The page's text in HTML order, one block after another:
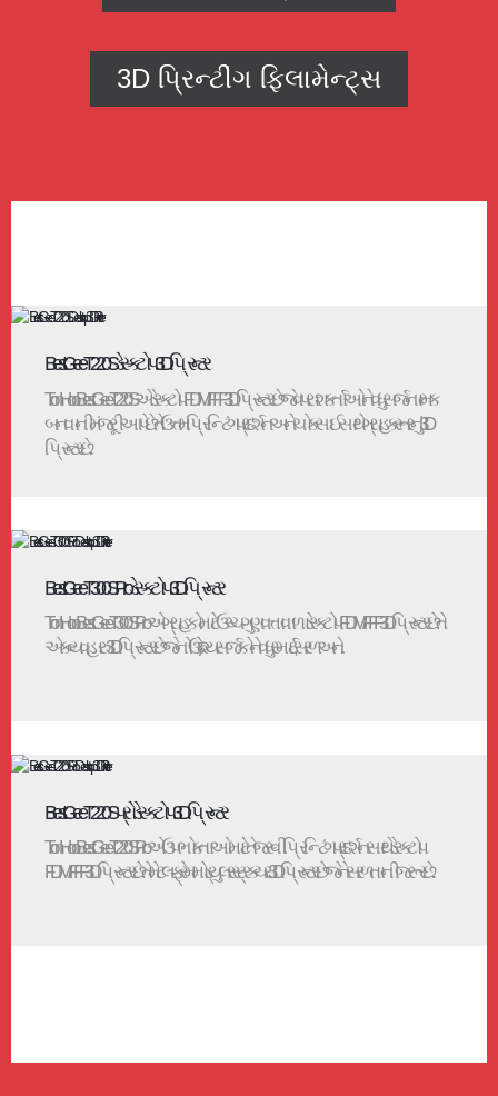
3D પ્રિન્ટીંગ ફિલામેન્ટ્સ
BestGee T220S ડેસ્કટોપ 3D પ્રિન્ટર
TronHoo BestGee T220S એ ડેસ્કટોપ FDM/FFF 3D પ્રિન્ટર છે જે વપરાશકર્તાઓને વધુ સર્જનાત્મક
બનવાની મંજૂરી આપે છે.તે ઉત્તમ પ્રિન્ટિંગ પ્રદર્શન અને ચોકસાઈ સાથે ગ્રાહક સ્તરનું 3D
પ્રિન્ટર છે...
BestGee T300S Pro ડેસ્કટોપ 3D પ્રિન્ટર
TronHoo BestGee T300S Pro એ ગ્રાહકો માટે ઉચ્ચ-ગુણવત્તાવાળા ડેસ્કટોપ FDM/FFF 3D પ્રિન્ટર છે.તે
એક વ્યવહારુ 3D પ્રિન્ટર છે જેનો ઉદ્દેશ્ય સર્જકોને વધુ સ્માર્ટ, સરળ અને...
BestGee T220S પ્રો ડેસ્કટોપ 3D પ્રિન્ટર
TronHoo BestGee T220S Pro એ ઉપભોક્તાઓ માટે તેજસ્વી પ્રિન્ટિંગ પ્રદર્શન સાથે ડેસ્કટોપ
FDM/FFF 3D પ્રિન્ટર છે.તે મેટલ-ફ્રેમ મોડ્યુલર સ્ટ્રક્ચર 3D પ્રિન્ટર છે જેને સરળતાની જરૂર છે...